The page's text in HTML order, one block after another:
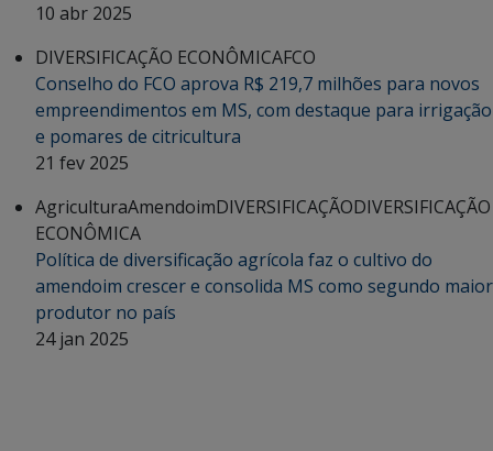
10 abr 2025
DIVERSIFICAÇÃO ECONÔMICAFCO
Conselho do FCO aprova R$ 219,7 milhões para novos
empreendimentos em MS, com destaque para irrigação
e pomares de citricultura
21 fev 2025
AgriculturaAmendoimDIVERSIFICAÇÃODIVERSIFICAÇÃO
ECONÔMICA
Política de diversificação agrícola faz o cultivo do
amendoim crescer e consolida MS como segundo maior
produtor no país
24 jan 2025